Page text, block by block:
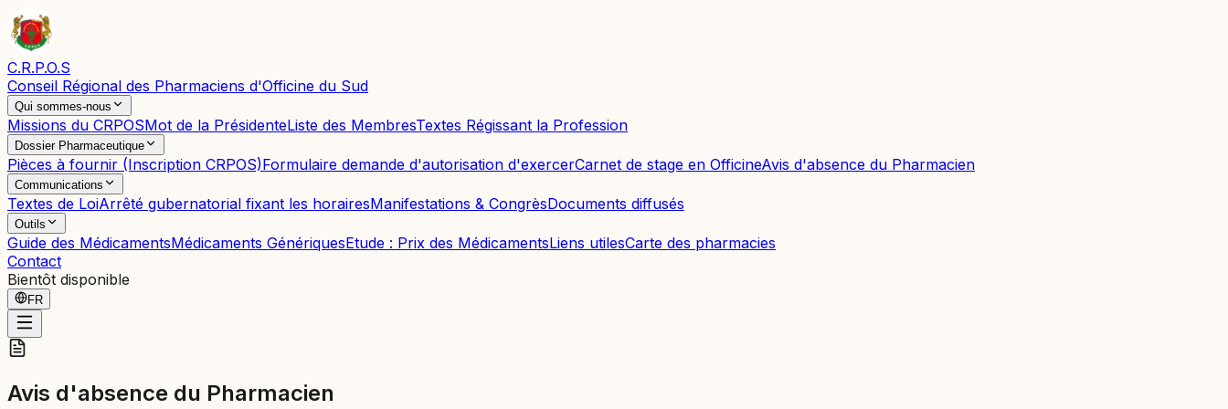
C.R.P.O.S
Conseil Régional des Pharmaciens d'Officine du Sud
Qui sommes-nous
Missions du CRPOSMot de la PrésidenteListe des MembresTextes Régissant la Profession
Dossier Pharmaceutique
Pièces à fournir (Inscription CRPOS)Formulaire demande d'autorisation d'exercerCarnet de stage en OfficineAvis d'absence du Pharmacien
Communications
Textes de LoiArrêté gubernatorial fixant les horairesManifestations & CongrèsDocuments diffusés
Outils
Guide des MédicamentsMédicaments GénériquesEtude : Prix des MédicamentsLiens utilesCarte des pharmacies
Contact
Bientôt disponible
FR
Avis d'absence du Pharmacien